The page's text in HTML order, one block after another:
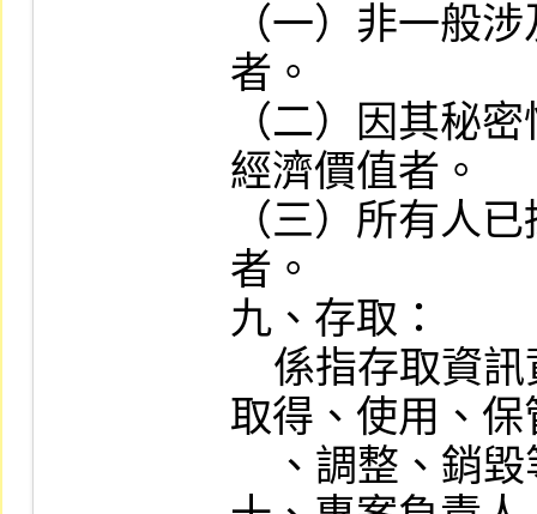
（一）非一般
者。
（二）因其秘
經濟價值者。
（三）所有人
者。
九、存取：
取得、使用、